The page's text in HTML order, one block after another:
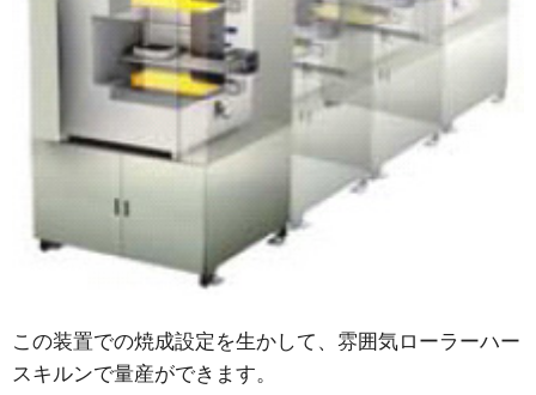
この装置での焼成設定を生かして、雰囲気ローラーハー
スキルンで量産ができます。